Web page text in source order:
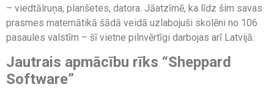
– viedtālruņa, planšetes, datora. Jāatzīmē, ka līdz šim savas
prasmes matemātikā šādā veidā uzlabojuši skolēni no 106
pasaules valstīm – šī vietne pilnvērtīgi darbojas arī Latvijā.
Jautrais apmācību rīks “Sheppard
Software”